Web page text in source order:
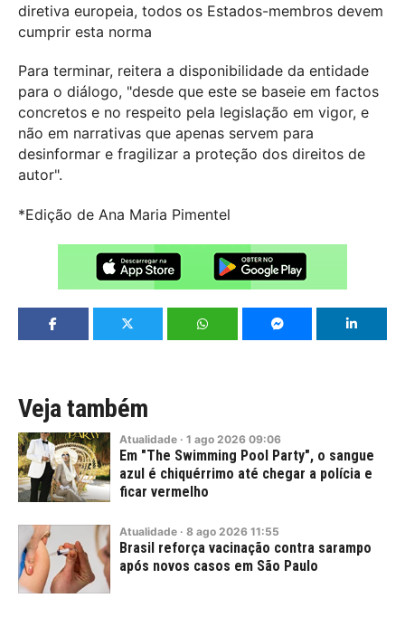
diretiva europeia, todos os Estados-membros devem
cumprir esta norma
Para terminar, reitera a disponibilidade da entidade
para o diálogo, "desde que este se baseie em factos
concretos e no respeito pela legislação em vigor, e
não em narrativas que apenas servem para
desinformar e fragilizar a proteção dos direitos de
autor".
*Edição de Ana Maria Pimentel
Veja também
Atualidade · 1 ago 2026 09:06
Em "The Swimming Pool Party", o sangue
azul é chiquérrimo até chegar a polícia e
ficar vermelho
Atualidade · 8 ago 2026 11:55
Brasil reforça vacinação contra sarampo
após novos casos em São Paulo